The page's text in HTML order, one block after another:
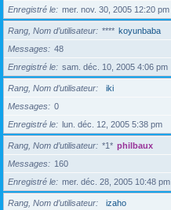
Enregistré le
mer. nov. 30, 2005 12:20 pm
Rang, Nom d’utilisateur **** koyunbaba
Messages
48
Enregistré le
sam. déc. 10, 2005 4:06 pm
Rang, Nom d’utilisateur
iki
Messages
0
Enregistré le
lun. déc. 12, 2005 5:38 pm
Rang, Nom d’utilisateur *1* philbaux
Messages
160
Enregistré le
mer. déc. 28, 2005 10:48 pm
Rang, Nom d’utilisateur
izaho